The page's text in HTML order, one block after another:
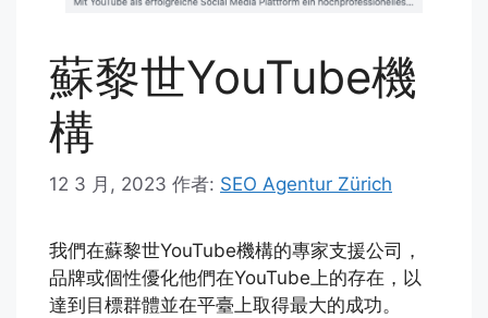
蘇黎世YouTube機
構
12 3 月, 2023 作者: SEO Agentur Zürich
我們在蘇黎世YouTube機構的專家支援公司，
品牌或個性優化他們在YouTube上的存在，以
達到目標群體並在平臺上取得最大的成功。